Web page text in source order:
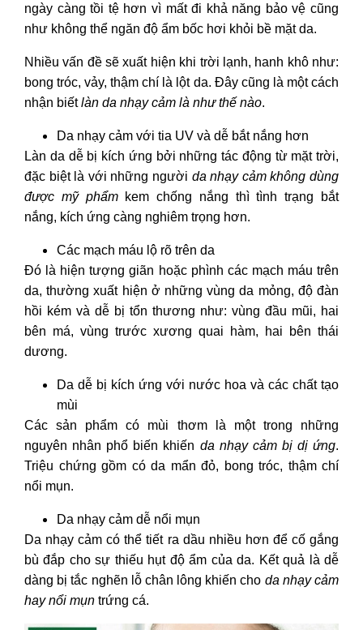
ngày càng tồi tệ hơn vì mất đi khả năng bảo vệ cũng
như không thể ngăn độ ẩm bốc hơi khỏi bề mặt da.
Nhiều vấn đề sẽ xuất hiện khi trời lạnh, hanh khô như:
bong tróc, vảy, thậm chí là lột da. Đây cũng là một cách
nhận biếtlàn da nhạy cảm là như thế nào.
Da nhạy cảm với tia UV và dễ bắt nắng hơn
Làn da dễ bị kích ứng bởi những tác động từ mặt trời,
đặc biệt là với những người da nhạy cảm không dùng
được mỹ phẩm
kem chống nắng thì tình trạng bắt
nắng, kích ứng càng nghiêm trọng hơn.
Các mạch máu lộ rõ trên da
Đó là hiện tượng giãn hoặc phình các mạch máu trên
da, thường xuất hiện ở những vùng da mỏng, độ đàn
hồi kém và dễ bị tổn thương như: vùng đầu mũi, hai
bên má, vùng trước xương quai hàm, hai bên thái
dương.
Da dễ bị kích ứng với nước hoa và các chất tạo
mùi
Các sản phẩm có mùi thơm là một trong những
nguyên nhân phổ biến khiến da nhạy cảm bị dị ứng.
Triệu chứng gồm có da mẩn đỏ, bong tróc, thậm chí
nổi mụn.
Da nhạy cảm dễ nổi mụn
Da nhạy cảm có thể tiết ra dầu nhiều hơn để cố gắng
bù đắp cho sự thiếu hụt độ ẩm của da. Kết quả là dễ
dàng bị tắc nghẽn lỗ chân lông khiến cho da nhạy cảm
hay nổi mụn trứng cá.